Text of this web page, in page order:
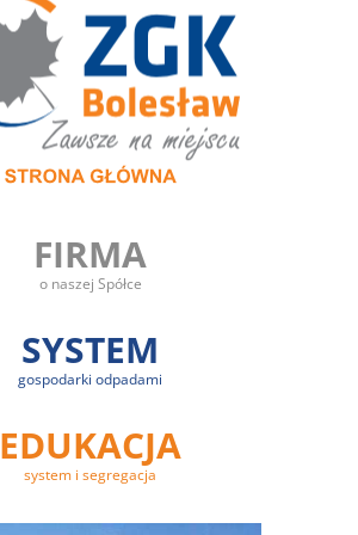
FIRMA
o naszej Spółce
SYSTEM
gospodarki odpadami
EDUKACJA
system i segregacja